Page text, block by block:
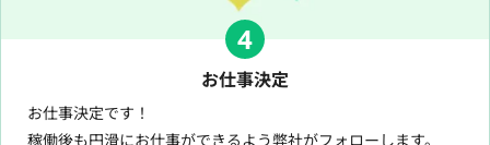
4
お仕事決定
お仕事決定です！
稼働後も円滑にお仕事ができるよう弊社がフォローします。